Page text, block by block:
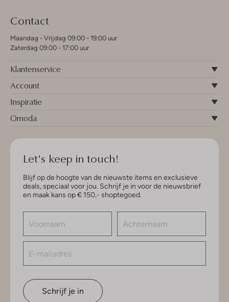
Contact
Maandag - Vrijdag 09:00 - 19:00 uur
Zaterdag 09:00 - 17:00 uur
Klantenservice
Account
Inspiratie
Omoda
Let's keep in touch!
Blijf op de hoogte van de nieuwste items en exclusieve
deals, speciaal voor jou. Schrijf je in voor de nieuwsbrief
en maak kans op € 150,- shoptegoed.
Schrijf je in